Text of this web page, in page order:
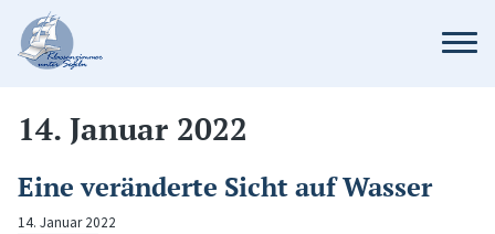
14. Januar 2022
Eine veränderte Sicht auf Wasser
14. Januar 2022